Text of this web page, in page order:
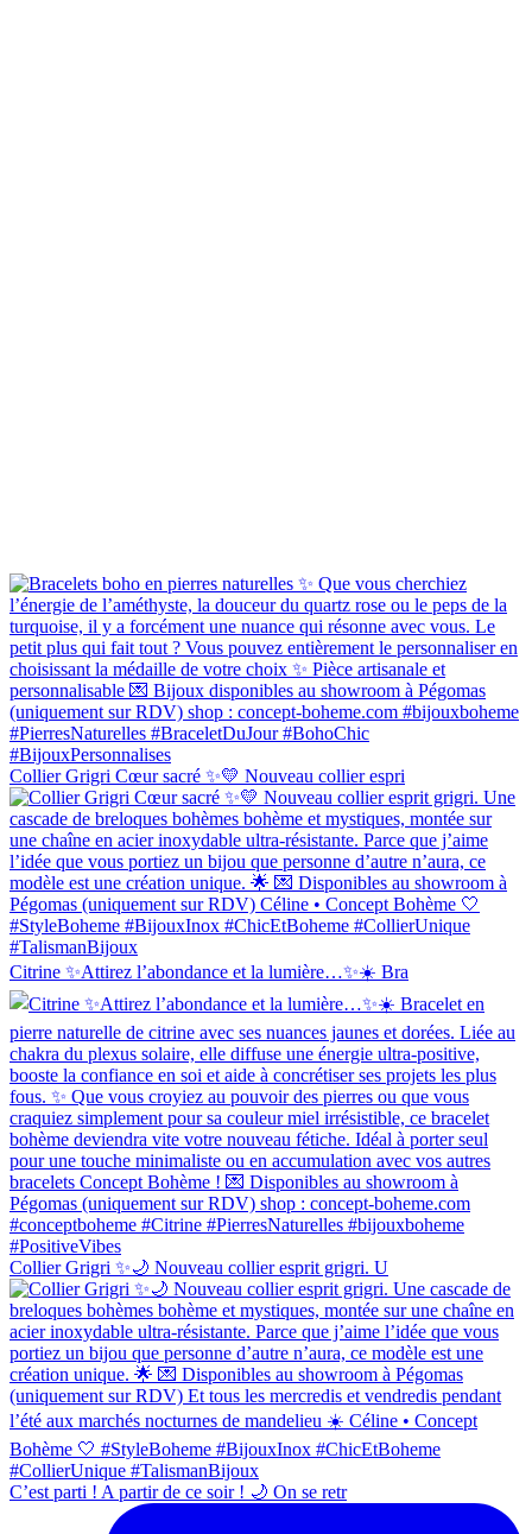
Collier Grigri Cœur sacré ✨💛 Nouveau collier espri
Citrine ✨Attirez l’abondance et la lumière…✨☀️ Bra
Collier Grigri ✨🌙 Nouveau collier esprit grigri. U
C’est parti ! A partir de ce soir ! 🌙 On se retr